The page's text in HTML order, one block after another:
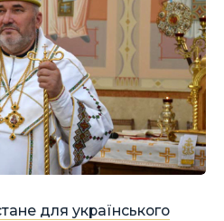
для українського